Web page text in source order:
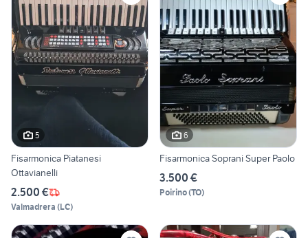
5
Fisarmonica Piatanesi
Ottavianelli
2.500 €
Valmadrera (LC)
6
Fisarmonica Soprani Super Paolo
3.500 €
Poirino(TO)